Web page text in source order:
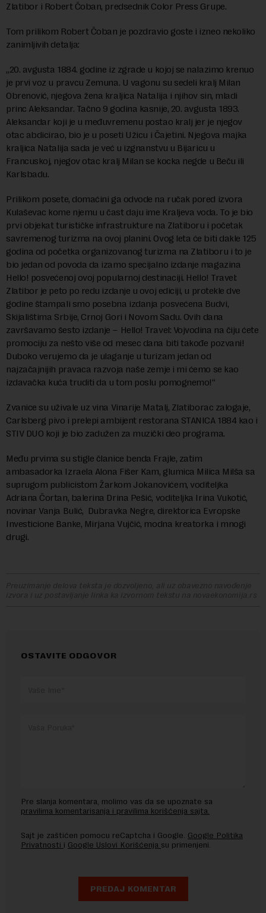
Zlatibor i Robert Čoban, predsednik Color Press Grupe.
Tom prilikom Robert Čoban je pozdravio goste i izneo nekoliko
zanimljivih detalja:
„20. avgusta 1884. godine iz zgrade u kojoj se nalazimo krenuo
je prvi voz u pravcu Zemuna. U vagonu su sedeli kralj Milan
Obrenović, njegova žena kraljica Natalija i njihov sin, mladi
princ Aleksandar. Tačno 9 godina kasnije, 20. avgusta 1893.
Aleksandar koji je u međuvremenu postao kralj jer je njegov
otac abdicirao, bio je u poseti Užicu i Čajetini. Njegova majka
kraljica Natalija sada je već u izgnanstvu u Bijaricu u
Francuskoj, njegov otac kralj Milan se kocka negde u Beču ili
Karlsbadu.
Prilikom posete, domaćini ga odvode na ručak pored izvora
Kulaševac kome njemu u čast daju ime Kraljeva voda. To je bio
prvi objekat turističke infrastrukture na Zlatiboru i početak
savremenog turizma na ovoj planini. Ovog leta će biti dakle 125
godina od početka organizovanog turizma na Zlatiboru i to je
bio jedan od povoda da izamo specijalno izdanje magazina
Hello! posvećenoj ovoj popularnoj destinaciji. Hello! Travel:
Zlatibor je peto po redu izdanje u ovoj ediciji, u protekle dve
godine štampali smo posebna izdanja posvećena Budvi,
Skijalištima Srbije, Crnoj Gori i Novom Sadu. Ovih dana
završavamo šesto izdanje – Hello! Travel: Vojvodina na čiju ćete
promociju za nešto više od mesec dana biti takođe pozvani!
Duboko verujemo da je ulaganje u turizam jedan od
najzačajnijih pravaca razvoja naše zemje i mi ćemo se kao
izdavačka kuća truditi da u tom poslu pomognemo!“
Zvanice su uživale uz vina Vinarije Matalj, Zlatiborac zalogaje,
Carlsberg pivo i prelepi ambijent restorana STANICA 1884 kao i
STIV DUO koji je bio zadužen za muzički deo programa.
Među prvima su stigle članice benda Frajle, zatim
ambasadorka Izraela Alona Fišer Kam, glumica Milica Milša sa
suprugom publicistom Žarkom Jokanovićem, voditeljka
Adriana Čortan, balerina Drina Pešić, voditeljka Irina Vukotić,
novinar Vanja Bulić, Dubravka Negre, direktorica Evropske
Investicione Banke, Mirjana Vujčić, modna kreatorka i mnogi
drugi.
Preuzimanje delova teksta je dozvoljeno, ali uz obavezno navođenje
izvora i uz postavljanje linka ka izvornom tekstu na novaekonomija.rs
OSTAVITE ODGOVOR
Pre slanja komentara, molimo vas da se upoznate sa
pravilima komentarisanja i pravilima korišćenja sajta.
Sajt je zaštićen pomocu reCaptcha i Google. Google Politika
Privatnosti i Google Uslovi Korišćenja su primenjeni.